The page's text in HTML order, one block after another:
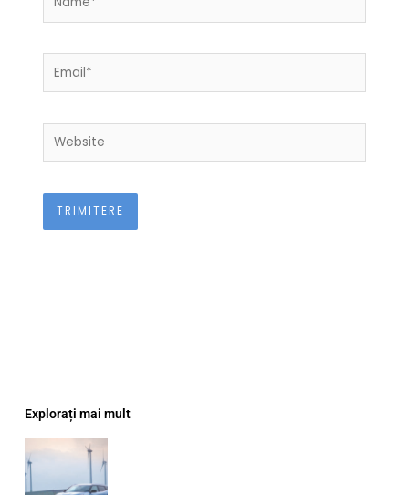
Email*
Website
Explorați mai mult